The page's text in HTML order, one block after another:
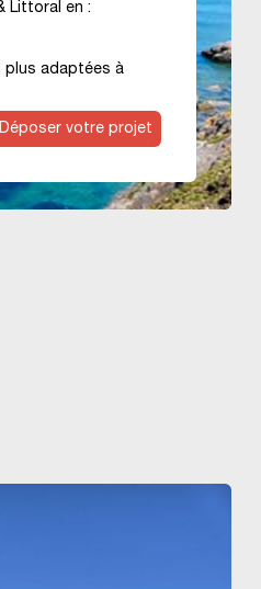
Littoral en :
plus adaptées à
Déposer votre projet